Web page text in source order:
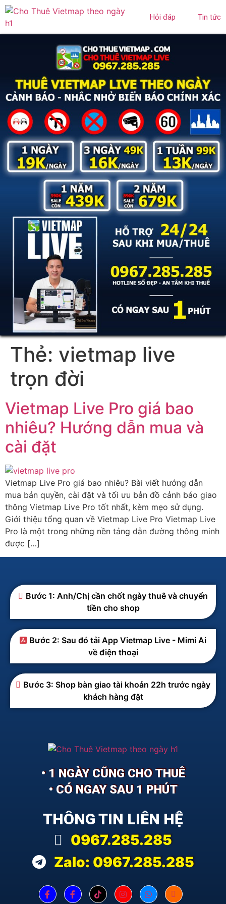
Hỏi đáp Tin tức
Thẻ: vietmap live
trọn đời
Vietmap Live Pro giá bao
nhiêu? Hướng dẫn mua và
cài đặt
Vietmap Live Pro giá bao nhiêu? Bài viết hướng dẫn
mua bản quyền, cài đặt và tối ưu bản đồ cảnh báo giao
thông Vietmap Live Pro tốt nhất, kèm mẹo sử dụng.
Giới thiệu tổng quan về Vietmap Live Pro Vietmap Live
Pro là một trong những nền tảng dẫn đường thông minh
được […]
Bước 1: Anh/Chị cần chốt ngày thuê và chuyển
tiền cho shop
Bước 2: Sau đó tải App Vietmap Live - Mimi Ai
về điện thoại
Bước 3: Shop bàn giao tài khoản 22h trước ngày
khách hàng đặt
• 1 NGÀY CŨNG CHO THUÊ
• CÓ NGAY SAU 1 PHÚT
THÔNG TIN LIÊN HỆ
0967.285.285
Zalo: 0967.285.285